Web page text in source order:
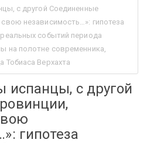
с другой Соединенные
независимость…»: гипотеза
событий периода
на полотне современника,
Тобиаса Верхахта
испанцы, с другой
гипотеза